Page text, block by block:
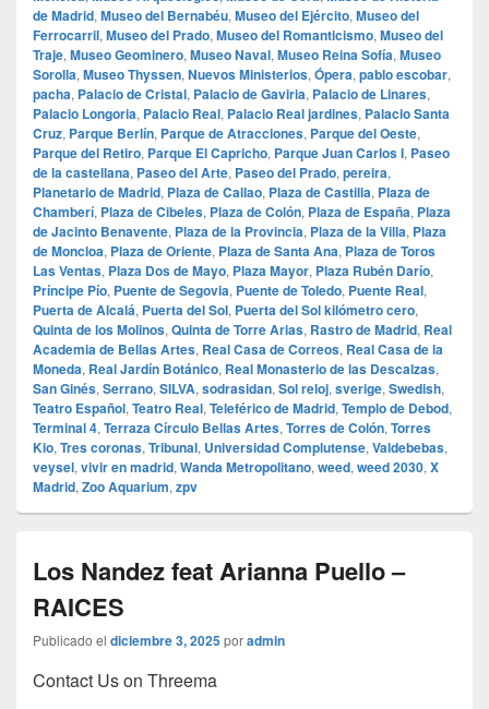
de Madrid, Museo del Bernabéu, Museo del Ejército, Museo del
Ferrocarril, Museo del Prado, Museo del Romanticismo, Museo del
Traje, Museo Geominero, Museo Naval, Museo Reina Sofía, Museo
Sorolla, Museo Thyssen, Nuevos Ministerios, Ópera, pablo escobar,
pacha, Palacio de Cristal, Palacio de Gaviria, Palacio de Linares,
Palacio Longoria, Palacio Real, Palacio Real jardines, Palacio Santa
Cruz, Parque Berlín, Parque de Atracciones, Parque del Oeste,
Parque del Retiro, Parque El Capricho, Parque Juan Carlos I, Paseo
de la castellana, Paseo del Arte, Paseo del Prado, pereira,
Planetario de Madrid, Plaza de Callao, Plaza de Castilla, Plaza de
Chamberí, Plaza de Cibeles, Plaza de Colón, Plaza de España, Plaza
de Jacinto Benavente, Plaza de la Provincia, Plaza de la Villa, Plaza
de Moncloa, Plaza de Oriente, Plaza de Santa Ana, Plaza de Toros
Las Ventas, Plaza Dos de Mayo, Plaza Mayor, Plaza Rubén Darío,
Príncipe Pío, Puente de Segovia, Puente de Toledo, Puente Real,
Puerta de Alcalá, Puerta del Sol, Puerta del Sol kilómetro cero,
Quinta de los Molinos, Quinta de Torre Arias, Rastro de Madrid, Real
Academia de Bellas Artes, Real Casa de Correos, Real Casa de la
Moneda, Real Jardín Botánico, Real Monasterio de las Descalzas,
San Ginés, Serrano, SILVA, sodrasidan, Sol reloj, sverige, Swedish,
Teatro Español, Teatro Real, Teleférico de Madrid, Templo de Debod,
Terminal 4, Terraza Círculo Bellas Artes, Torres de Colón, Torres
Kio, Tres coronas, Tribunal, Universidad Complutense, Valdebebas,
veysel, vivir en madrid, Wanda Metropolitano, weed, weed 2030, X
Madrid, Zoo Aquarium, zpv
Los Nandez feat Arianna Puello –
RAICES
Publicado el diciembre 3, 2025poradmin
Contact Us on Threema